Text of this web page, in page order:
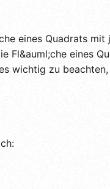
eines Quadrats mit
Fl&auml;che eines
wichtig zu